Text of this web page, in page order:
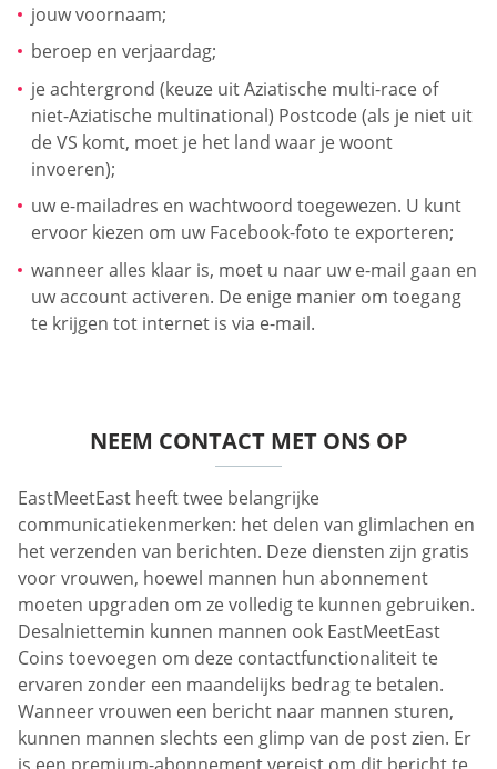
jouw voornaam;
beroep en verjaardag;
je achtergrond (keuze uit Aziatische multi-race of
niet-Aziatische multinational) Postcode (als je niet uit
de VS komt, moet je het land waar je woont
invoeren);
uw e-mailadres en wachtwoord toegewezen. U kunt
ervoor kiezen om uw Facebook-foto te exporteren;
wanneer alles klaar is, moet u naar uw e-mail gaan en
uw account activeren. De enige manier om toegang
te krijgen tot internet is via e-mail.
NEEM CONTACT MET ONS OP
EastMeetEast heeft twee belangrijke
communicatiekenmerken: het delen van glimlachen en
het verzenden van berichten. Deze diensten zijn gratis
voor vrouwen, hoewel mannen hun abonnement
moeten upgraden om ze volledig te kunnen gebruiken.
Desalniettemin kunnen mannen ook EastMeetEast
Coins toevoegen om deze contactfunctionaliteit te
ervaren zonder een maandelijks bedrag te betalen.
Wanneer vrouwen een bericht naar mannen sturen,
kunnen mannen slechts een glimp van de post zien. Er
is een premium-abonnement vereist om dit bericht te